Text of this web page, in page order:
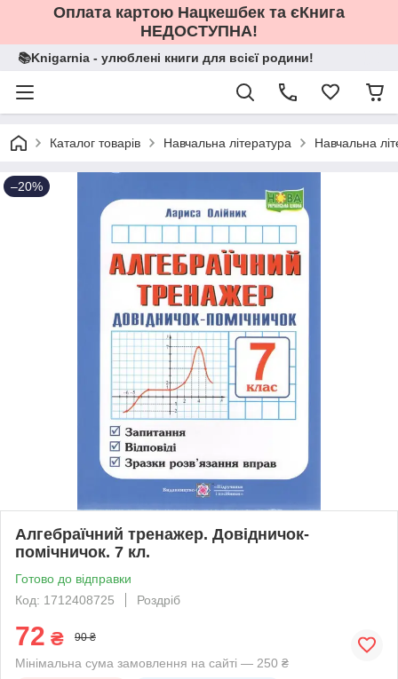
Оплата картою Нацкешбек та єКнига
НЕДОСТУПНА!
📚Knigarnia - улюблені книги для всієї родини!
Каталог товарів Навчальна література Навчальна
–20%
Алгебраїчний тренажер. Довідничок-
помічничок. 7 кл.
Готово до відправки
Код: 1712408725
Роздріб
72 ₴ 90 ₴
Мінімальна сума замовлення на сайті — 250 ₴